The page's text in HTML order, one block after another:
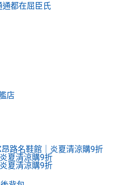
通都在屈臣氏
店
夏清涼購9折
夏清涼購9折